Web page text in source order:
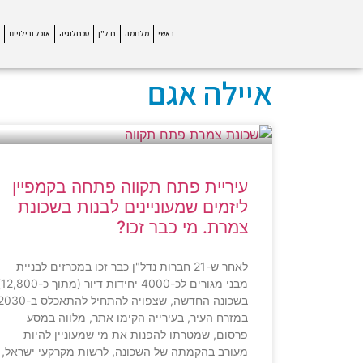
ראשי מלחמה נדל"ן טכנולוגיה אוכל ובילויים
איילה אגם
עיריית פתח תקווה פתחה בקמפיין
ליזמים שמעוניינים לבנות בשכונת
צמרת. מי כבר זכו?
לאחר ש-21 חברות נדל"ן כבר זכו במכרזים לבניית
בשכונה החדשה, שצפויה להתחיל
במזרח העיר, בעירייה הקימו אתר, מלווה במסע
פרסום, שמטרתו להפנות את מי שמעוניין להיות
מעורב בהקמתה של השכונה, לרשות מקרקעי ישראל,